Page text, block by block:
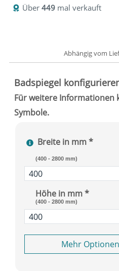
Über 449 mal verkauft
Abhängig vom
Breite in mm *
(400 - 2800 mm)
Höhe in mm *
(400 - 2800 mm)